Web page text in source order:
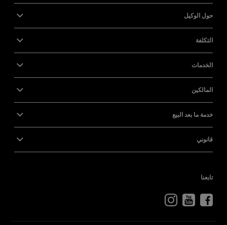
حول الوكيل
التكلفة
الخدمات
المالكين
خدمة ما بعد البيع
قانوني
تابعنا